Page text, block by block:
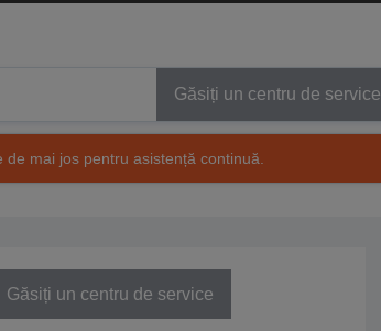
Găsiți un centru de service
mai jos pentru asistență continuă.
Găsiți un centru de service